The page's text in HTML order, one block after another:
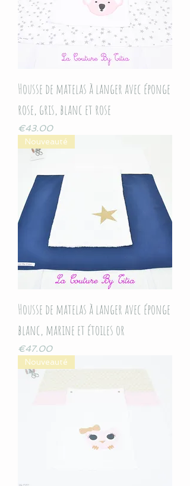
Housse de matelas à langer avec éponge
rose, gris, blanc et rose
Price
€43.00
Nouveauté
Housse de matelas à langer avec éponge
blanc, marine et étoiles or
Price
€47.00
Nouveauté